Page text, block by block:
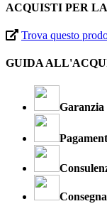
ACQUISTI PER
Trova questo
GUIDA